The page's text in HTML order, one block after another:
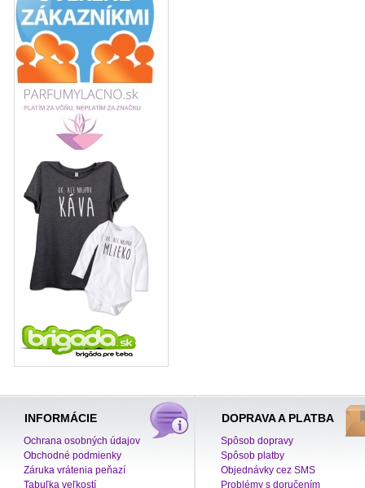
INFORMÁCIE
Ochrana osobných údajov
Obchodné podmienky
Záruka vrátenia peňazí
Tabuľka veľkostí
DOPRAVA A PLATBA
Spôsob dopravy
Spôsob platby
Objednávky cez SMS
Problémy s doručením